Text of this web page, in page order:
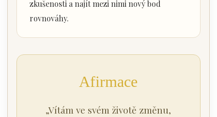
zkušenosti a najít mezi nimi nový bod
rovnováhy.
Afirmace
„Vítám ve svém životě změnu,